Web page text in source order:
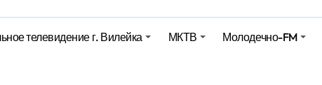
на миллионы долларов – смотрим сумму
телевидение г. Вилейка МКТВ Молодечно-FM